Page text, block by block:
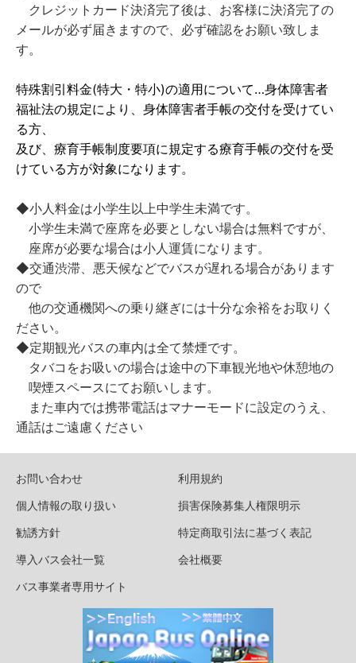
クレジットカード決済完了後は、お客様に決済完了の
メールが必ず届きますので、必ず確認をお願い致しま
す。
特殊割引料金(特大・特小)の適用について…身体障害者
福祉法の規定により、身体障害者手帳の交付を受けてい
る方、
及び、療育手帳制度要項に規定する療育手帳の交付を受
けている方が対象になります。
◆小人料金は小学生以上中学生未満です。
小学生未満で座席を必要としない場合は無料ですが、
座席が必要な場合は小人運賃になります。
◆交通渋滞、悪天候などでバスが遅れる場合があります
ので
他の交通機関への乗り継ぎには十分な余裕をお取りく
ださい。
◆定期観光バスの車内は全て禁煙です。
タバコをお吸いの場合は途中の下車観光地や休憩地の
喫煙スペースにてお願いします。
また車内では携帯電話はマナーモードに設定のうえ、
通話はご遠慮ください
お問い合わせ
利用規約
個人情報の取り扱い
損害保険募集人権限明示
勧誘方針
特定商取引法に基づく表記
導入バス会社一覧
会社概要
バス事業者専用サイト